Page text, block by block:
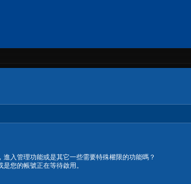
入管理功能或是其它一些需要特殊權限的功能嗎？
您的帳號正在等待啟用。